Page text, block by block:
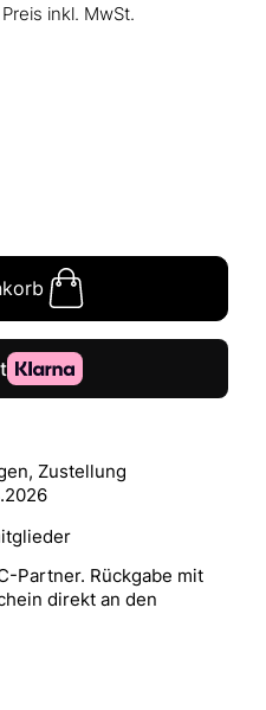
Preis inkl. MwSt.
Zustellung
Partner. Rückgabe mit
direkt an den